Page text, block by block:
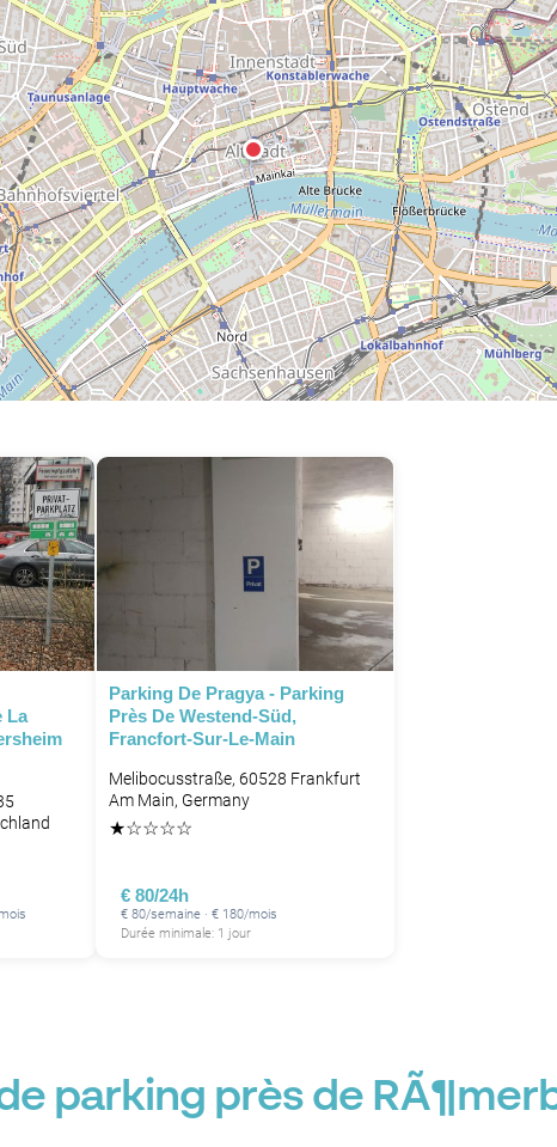
La
Parking De Pragya - Parking
Près De Westend-Süd,
Francfort-Sur-Le-Main
Melibocusstraße, 60528 Frankfurt
Am Main, Germany
★☆☆☆☆
€ 80/24h
€ 80/semaine · € 180/mois
Durée minimale: 1 jour
parking près de